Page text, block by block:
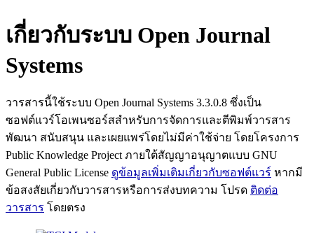
เกี่ยวกับระบบ Open Journal
Systems
วารสารนี้ใช้ระบบ Open Journal Systems 3.3.0.8 ซึ่งเป็น
ซอฟต์แวร์โอเพนซอร์สสำหรับการจัดการและตีพิมพ์วารสาร
พัฒนา สนับสนุน และเผยแพร่โดยไม่มีค่าใช้จ่าย โดยโครงการ
Public Knowledge Project ภายใต้สัญญาอนุญาตแบบ GNU
General Public License ดูข้อมูลเพิ่มเติมเกี่ยวกับซอฟต์แวร์ หากมี
ข้อสงสัยเกี่ยวกับวารสารหรือการส่งบทความ โปรด ติดต่อ
วารสาร โดยตรง